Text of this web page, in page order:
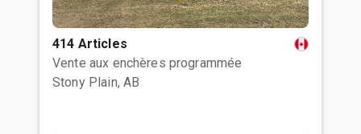
414 Articles
Vente aux enchères programmée
Stony Plain, AB